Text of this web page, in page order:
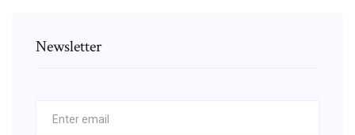
Newsletter